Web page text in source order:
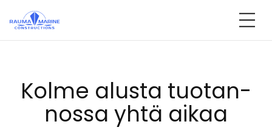
sisältöön
Kol­me alus­ta tuo­tan­
nos­sa yh­tä ai­kaa